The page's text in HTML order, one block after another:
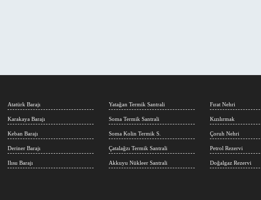
Atatürk Barajı
Karakaya Barajı
Keban Barajı
Deriner Barajı
Ilısu Barajı
Yatağan Termik Santrali
Soma Termik Santrali
Soma Kolin Termik S.
Çatalağzı Termik Santrali
Akkuyu Nükleer Santrali
Fırat Nehri
Kızılırmak
Çoruh Nehri
Petrol Rezervi
Doğalgaz Rezervi